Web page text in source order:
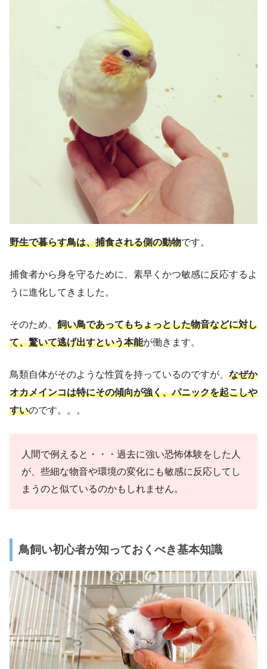
野生で暮らす鳥は、捕食される側の動物です。
捕食者から身を守るために、素早くかつ敏感に反応するよ
うに進化してきました。
そのため、 飼い鳥であってもちょっとした物音などに対し
て、驚いて逃げ出すという本能が働きます。
鳥類自体がそのような性質を持っているのですが、 なぜか
オカメインコは特にその傾向が強く、パニックを起こしや
すいのです。。。
人間で例えると・・・過去に強い恐怖体験をした人
が、些細な物音や環境の変化にも敏感に反応してし
まうのと似ているのかもしれません。
鳥飼い初心者が知っておくべき基本知識